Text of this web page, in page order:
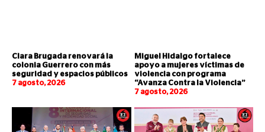
Clara Brugada renovará la
colonia Guerrero con más
seguridad y espacios públicos
7 agosto, 2026
Miguel Hidalgo fortalece
apoyo a mujeres víctimas de
violencia con programa
“Avanza Contra la Violencia”
7 agosto, 2026